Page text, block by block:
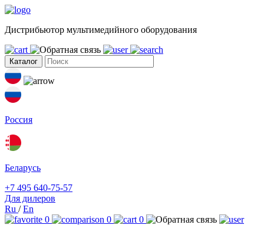
Дистрибьютор мультимедийного оборудования
Каталог
Россия
Беларусь
+7 495 640-75-57
Для дилеров
Ru /En
0
0 0